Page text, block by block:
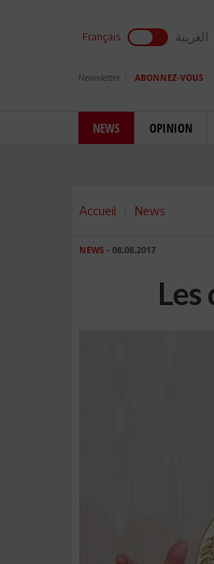
Français العربية
Newsletter ABONNEZ-VOUS
NEWS OPINION
Accueil News
NEWS - 08.08.2017